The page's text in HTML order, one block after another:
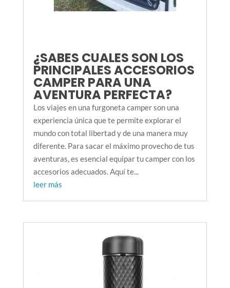
¿SABES CUALES SON LOS
PRINCIPALES ACCESORIOS
CAMPER PARA UNA
AVENTURA PERFECTA?
Los viajes en una furgoneta camper son una
experiencia única que te permite explorar el
mundo con total libertad y de una manera muy
diferente. Para sacar el máximo provecho de tus
aventuras, es esencial equipar tu camper con los
accesorios adecuados. Aquí te...
leer más